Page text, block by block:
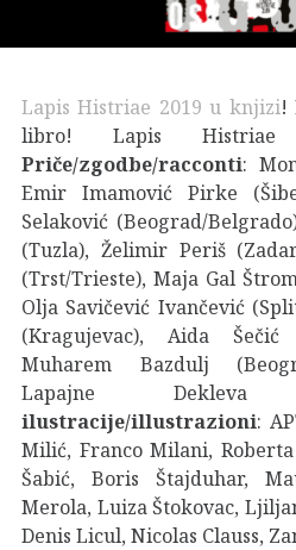
Lapis Histriae 2019 u knjizi!
libro! Lapis
Priče/zgodbe/racconti:
Emir Imamović Pirke
Selaković (Beograd/
(Tuzla), Želimir Periš
(Trst/Trieste), Maja Gal
Olja Savičević Ivančević
(Kragujevac), Aida Šečić
Muharem Bazdulj
Lapajne Dekleva
ilustracije/illustrazioni:
Milić, Franco Milani,
Šabić, Boris Štajduhar,
Merola, Luiza Štokovac,
Denis Licul, Nicolas Clauss,